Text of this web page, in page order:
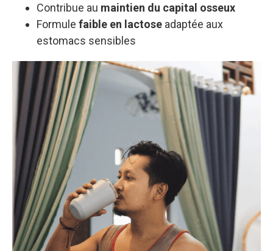
Contribue au maintien du capital osseux
Formule faible en lactose adaptée aux
estomacs sensibles